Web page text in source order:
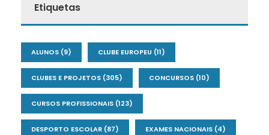
Etiquetas
ALUNOS (9) CLUBE EUROPEU (11)
CLUBES E PROJETOS (305) CONCURSOS (10)
CURSOS PROFISSIONAIS (123)
DESPORTO ESCOLAR (87) EXAMES NACIONAIS (4)